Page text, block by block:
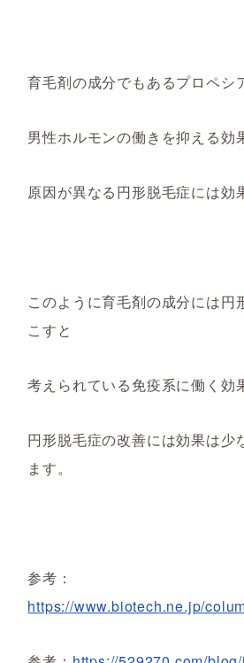
育毛剤の成分でもあるプロペシ
男性ホルモンの働きを抑える効
原因が異なる円形脱毛症には効
このように育毛剤の成分には円
こすと
考えられている免疫系に働 く 効
円形脱毛症の改善には効果は少
ます。
参考：
https://www.biotech.ne.jp/